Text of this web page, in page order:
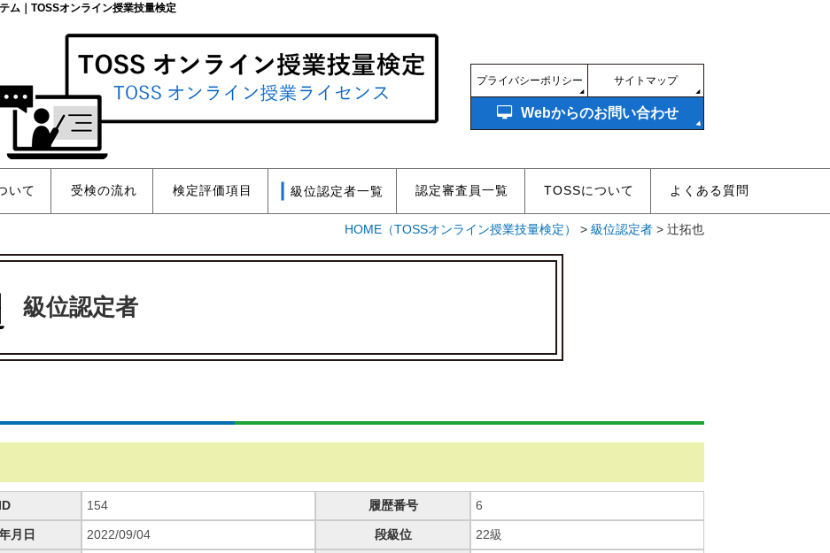
ム｜TOSSオンライン授業技量検定
プライバシーポリシー サイトマップ
Webからのお問い合わせ
いて 受検の流れ 検定評価項目
級位認定者一覧 認定審査員一覧 TOSSについて よくある質問
HOME （TOSSオンライン授業技量検定） > 級位認定者 > 辻拓也
級位認定者
ID 154 履歴番号 6
月日 2022/09/04 段級位 22級